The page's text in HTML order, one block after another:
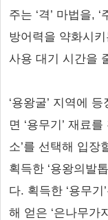
주는 ‘격’ 마법을,
방어력을 약화시키
사용 대기 시간을
‘용왕굴’ 지역에
면 ‘용무기’ 재료
소’를 선택해 입장
획득한 ‘용왕의발
다. 획득한 ‘용무기
해 얻은 ‘은나무가